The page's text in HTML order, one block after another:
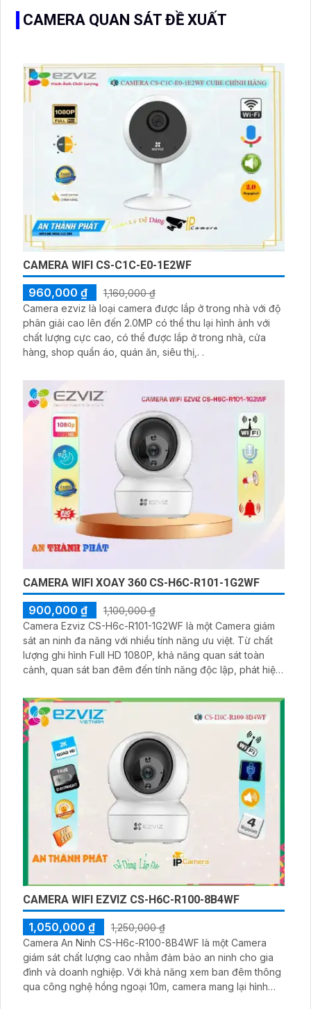
CAMERA QUAN SÁT ĐỀ XUẤT
CAMERA WIFI CS-C1C-E0-1E2WF
960,000 ₫
1,160,000 ₫
Camera ezviz là loại camera được lắp ở trong nhà với độ
phân giải cao lên đến 2.0MP có thể thu lại hình ảnh với
chất lượng cực cao, có thể được lắp ở trong nhà, cửa
hàng, shop quần áo, quán ăn, siêu thị,. .
CAMERA WIFI XOAY 360 CS-H6C-R101-1G2WF
900,000 ₫
1,100,000 ₫
Camera Ezviz CS-H6c-R101-1G2WF là một Camera giám
sát an ninh đa năng với nhiều tính năng ưu việt. Từ chất
lượng ghi hình Full HD 1080P, khả năng quan sát toàn
cảnh, quan sát ban đêm đến tính năng độc lập, phát hiện
phù hợp lắp đặt bảo vệ an ninh trong nhà
CAMERA WIFI EZVIZ CS-H6C-R100-8B4WF
1,050,000 ₫
1,250,000 ₫
Camera An Ninh CS-H6c-R100-8B4WF là một Camera
giám sát chất lượng cao nhằm đảm bảo an ninh cho gia
đình và doanh nghiệp. Với khả năng xem ban đêm thông
qua công nghệ hồng ngoại 10m, camera mang lại hình